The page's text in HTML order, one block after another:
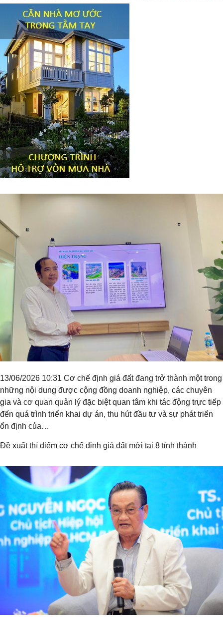
13/06/2026 10:31 Cơ chế định giá đất đang trở thành một trong
những nội dung được cộng đồng doanh nghiệp, các chuyên
gia và cơ quan quản lý đặc biệt quan tâm khi tác động trực tiếp
đến quá trình triển khai dự án, thu hút đầu tư và sự phát triển
ổn định của…
Đề xuất thí điểm cơ chế định giá đất mới tại 8 tỉnh thành